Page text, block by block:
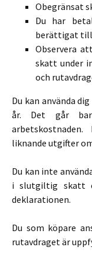
Obegränsat
Du har
berättigat till
Observera
skatt under
och
Du kan använda
år. Det går
arbetskostnaden.
liknande utgifter
Du kan inte
i slutgiltig skatt
deklarationen.
Du som köpare
rutavdraget är